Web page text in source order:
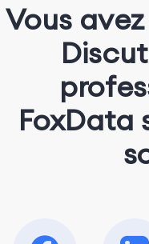
Vous
FoxData